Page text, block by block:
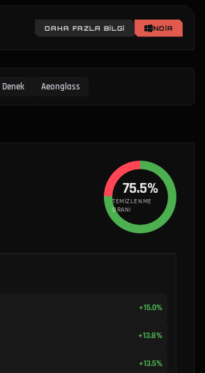
DAHA FAZLA BILGI İNDIR
Denek Aeonglass
75.5%
TEMIZLENME
ORANI
+15.0%
+13.8%
+13.5%